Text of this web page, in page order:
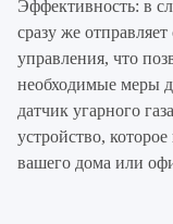
Эффективность: в
сразу же
управления, что
необходимые меры
датчик угарного
устройство,
вашего дома или